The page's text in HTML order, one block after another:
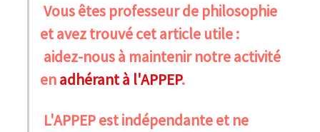
Vous êtes professeur de philosophie
et avez trouvé cet article utile :
aidez-nous à maintenir notre activité
enadhérant à l'APPEP.
L'APPEP est indépendante et ne